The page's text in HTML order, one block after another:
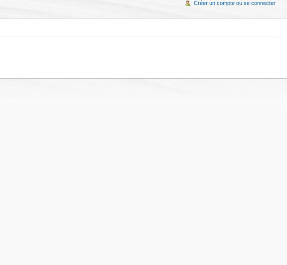
Créer un compte ou se connecter